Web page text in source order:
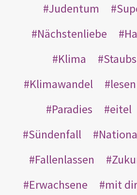
Judentum
Nächstenliebe
Klima
Klimawandel
lesen
Paradies
eitel
Sündenfall
Fallenlassen
Erwachsene
mit dir